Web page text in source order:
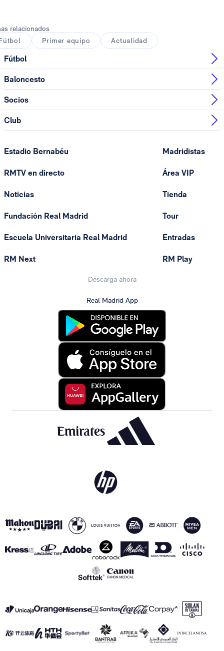
relacionados
Primer equipo Actualidad
Fútbol
Baloncesto
Socios
Club
Estadio Bernabéu
RMTV en directo
Noticias
Fundación Real Madrid
Escuela Universitaria Real Madrid
RM Next
Madridistas
Área VIP
Tienda
Tour
Entradas
RM Play
Descarga ahora
Real Madrid App